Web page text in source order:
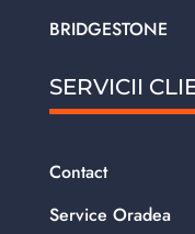
BRIDGESTONE
SERVICII
Contact
Service Oradea